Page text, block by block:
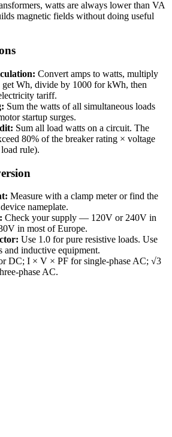
watts are always lower than VA
magnetic fields without doing useful
Convert amps to watts, multiply
get Wh, divide by 1000 for kWh, then
tariff.
Sum the watts of all simultaneous loads
startup surges.
Sum all load watts on a circuit. The
80% of the breaker rating × voltage
rule).
Measure with a clamp meter or find the
nameplate.
Check your supply — 120V or 240V in
in most of Europe.
Use 1.0 for pure resistive loads. Use
and inductive equipment.
DC; I × V × PF for single-phase AC; √3
phase AC.